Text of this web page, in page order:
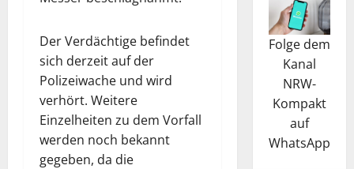
Der Verdächtige befindet
sich derzeit auf der
Polizeiwache und wird
verhört. Weitere
Einzelheiten zu dem Vorfall
werden noch bekannt
gegeben, da die
Folge dem
Kanal
NRW-
Kompakt
auf
WhatsApp